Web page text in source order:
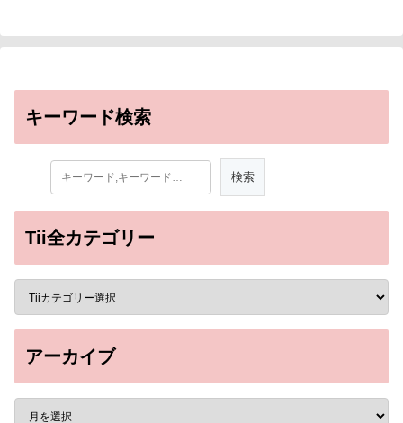
キーワード検索
Tii全カテゴリー
アーカイブ